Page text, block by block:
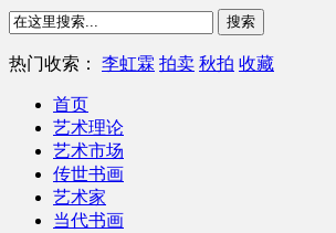
热门收索： 李虹霖 拍卖 秋拍 收藏
首页
艺术理论
艺术市场
传世书画
艺术家
当代书画